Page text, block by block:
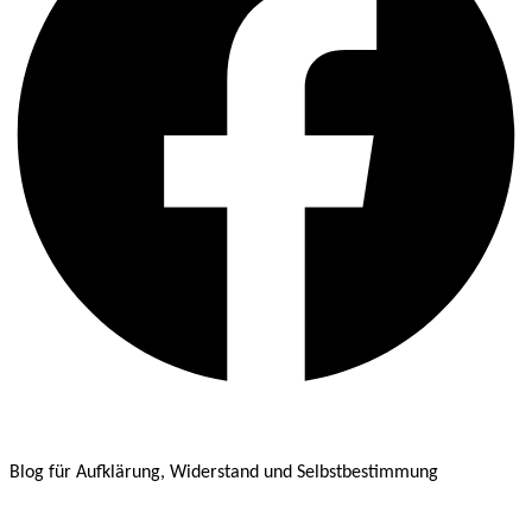
Blog für Aufklärung, Widerstand und Selbstbestimmung